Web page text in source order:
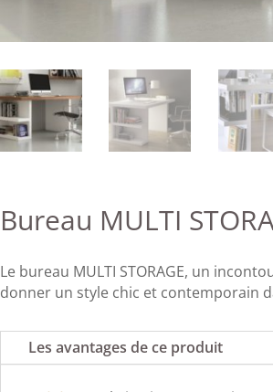
Bureau MULTI
Le bureau MULTI STORAGE, un
donner un style chic et contemporain
Les avantages de ce produit